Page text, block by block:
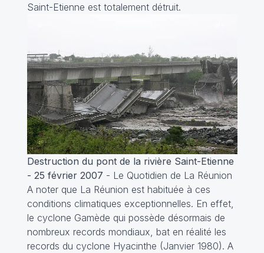
Saint-Etienne est totalement détruit.
Destruction du pont de la rivière Saint-Etienne
- 25 février 2007 - Le Quotidien de La Réunion
A noter que La Réunion est habituée à ces
conditions climatiques exceptionnelles. En effet,
le cyclone Gamède qui possède désormais de
nombreux records mondiaux, bat en réalité les
records du cyclone Hyacinthe (Janvier 1980). A